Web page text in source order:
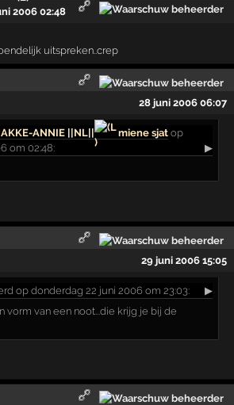
2006 02:48
uitspreken..crep
28 juni 2006 06:07
ANNIE ||NL|| miene sjat op
om 02:48:
▶
29 juni 2006 15:05
op donderdag 22 juni 2006 om 23:03:
▶
vorm van een noot...die krijg je bij de